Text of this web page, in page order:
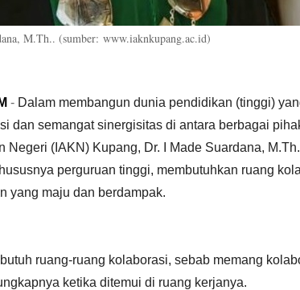
M.Th.. (sumber: www.iaknkupang.ac.id)
- Dalam membangun dunia pendidikan (tinggi)
dan semangat sinergisitas di antara berbagai
Negeri (IAKN) Kupang, Dr. I Made Suardana,
perguruan tinggi, membutuhkan ruang
yang maju dan berdampak.
ruang-ruang kolaborasi, sebab memang
ketika ditemui di ruang kerjanya.